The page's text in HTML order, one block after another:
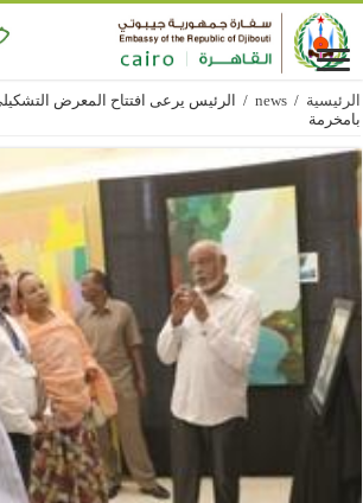
الرئيسية /
news
/ الرئيس يرعى افتتاح المعرض
بامخرمة